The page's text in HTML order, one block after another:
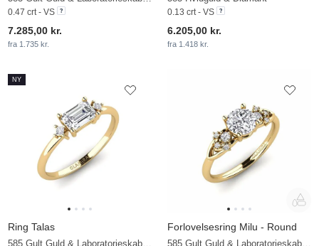
0.47 crt - VS
7.285,00 kr.
fra 1.735 kr.
0.13 crt - VS
6.205,00 kr.
fra 1.418 kr.
Ring Talas
NY
Forlovelsesring Milu - Round